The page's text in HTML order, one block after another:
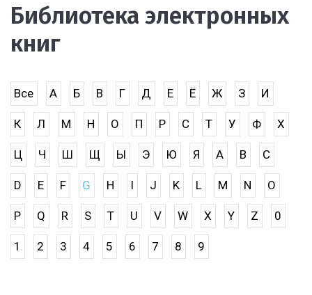
Библиотека электронных
книг
Все А Б В Г Д Е Ё Ж З И
К Л М Н О П Р С Т У Ф Х
Ц Ч Ш Щ Ы Э Ю Я A B C
D E F G H I J K L M N O
P Q R S T U V W X Y Z 0
1 2 3 4 5 6 7 8 9